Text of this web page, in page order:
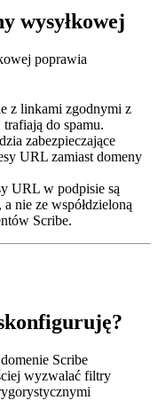
wysyłkowej
poprawia
z linkami zgodnymi z
do spamu.
zabezpieczające
URL zamiast domeny
URL w podpisie są
nie ze współdzieloną
Scribe.
Scribe
wyzwalać filtry